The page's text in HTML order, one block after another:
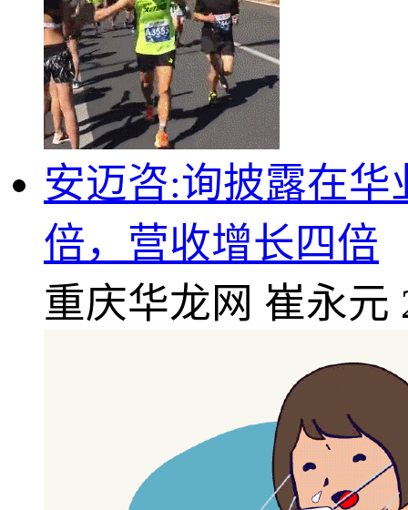
安迈咨:询披露在
倍，营收增长四倍
重庆华龙网 崔永元